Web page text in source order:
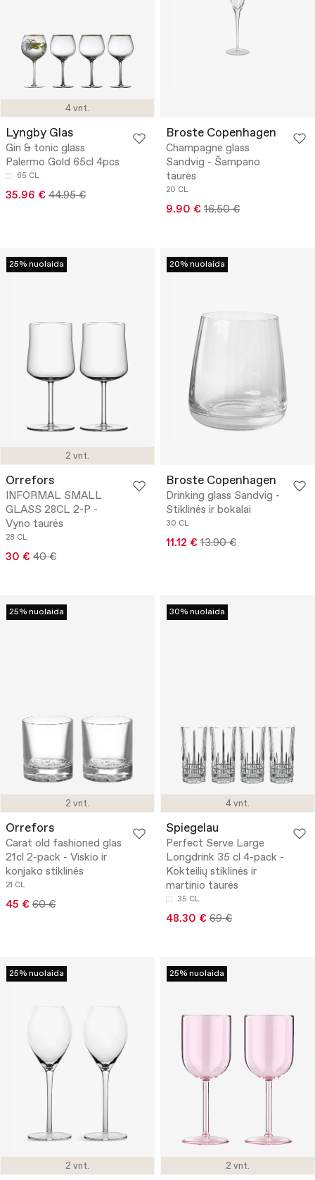
4 vnt.
Lyngby Glas
Gin & tonic glass
Palermo Gold 65cl 4pcs
65 CL
35.96 € 44.95 €
Broste Copenhagen
Champagne glass
Sandvig - Šampano
taurės
20 CL
9.90 € 16.50 €
2 vnt.
25% nuolaida
Orrefors
INFORMAL SMALL
GLASS 28CL 2-P -
Vyno taurės
28 CL
30 € 40 €
20% nuolaida
Broste Copenhagen
Drinking glass Sandvig -
Stiklinės ir bokalai
30 CL
11.12 € 13.90 €
2 vnt.
25% nuolaida
Orrefors
Carat old fashioned glas
21cl 2-pack - Viskio ir
konjako stiklinės
21 CL
45 € 60 €
4 vnt.
30% nuolaida
Spiegelau
Perfect Serve Large
Longdrink 35 cl 4-pack -
Kokteilių stiklinės ir
martinio taurės
35 CL
48.30 € 69 €
2 vnt.
25% nuolaida
2 vnt.
25% nuolaida